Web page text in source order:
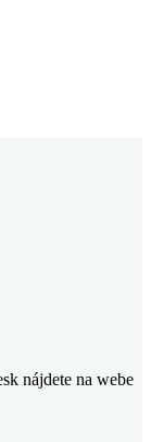
nájdete na webe